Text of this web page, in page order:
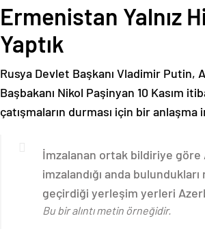
Ermenistan Yalnız
Yaptık
Rusya Devlet Başkanı Vladimir Putin,
Başbakanı Nikol Paşinyan 10 Kasım
çatışmaların durması için bir anlaşma
İmzalanan ortak bildiriye göre
imzalandığı anda
geçirdiği yerleşim yerleri
Bu bir alıntı metin örneğidir.